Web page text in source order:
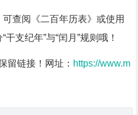
查阅《二百年历表》或使用
支纪年”与“闰月”规则哦！
留链接！网址： https://www.m